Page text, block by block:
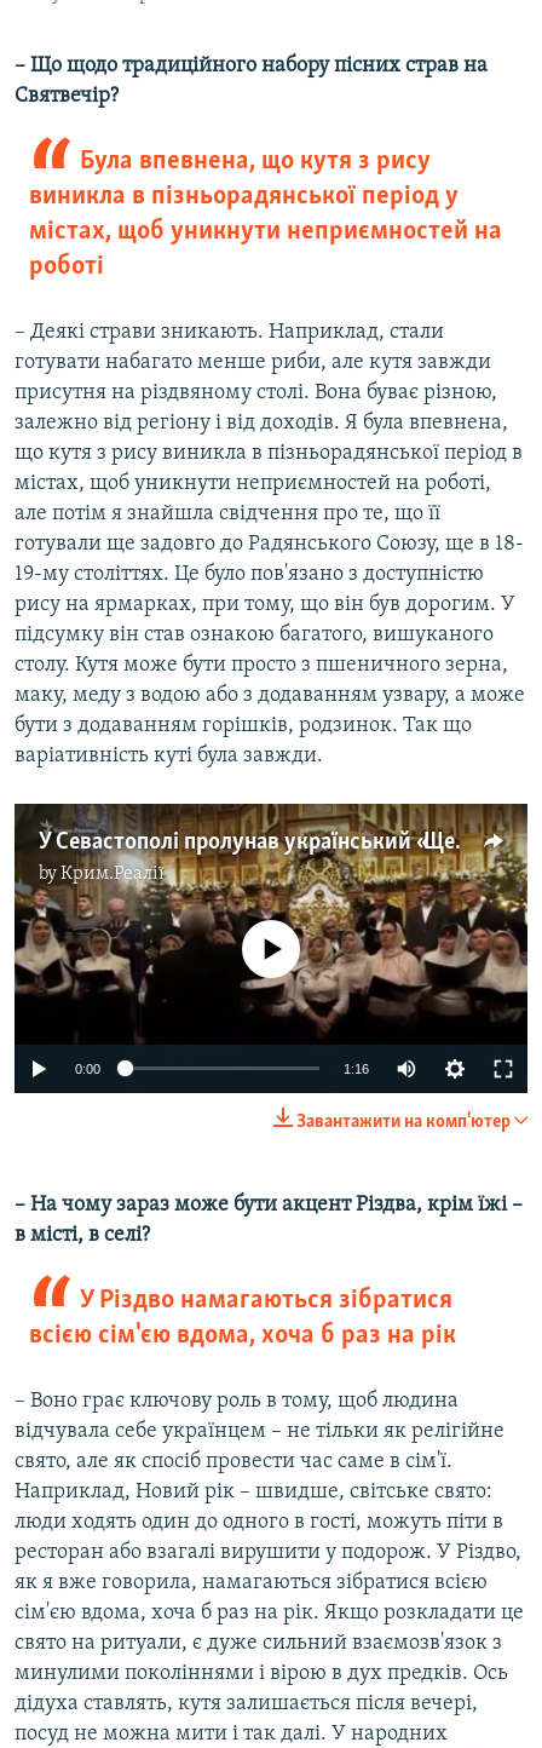
– Що щодо традиційного набору пісних страв на
Святвечір?
Була впевнена, що кутя з рису
виникла в пізньорадянської період у
містах, щоб уникнути неприємностей на
роботі
– Деякі страви зникають. Наприклад, стали
готувати набагато менше риби, але кутя завжди
присутня на різдвяному столі. Вона буває різною,
залежно від регіону і від доходів. Я була впевнена,
що кутя з рису виникла в пізньорадянської період в
містах, щоб уникнути неприємностей на роботі,
але потім я знайшла свідчення про те, що її
готували ще задовго до Радянського Союзу, ще в 18-
19-му століттях. Це було пов'язано з доступністю
рису на ярмарках, при тому, що він був дорогим. У
підсумку він став ознакою багатого, вишуканого
столу. Кутя може бути просто з пшеничного зерна,
маку, меду з водою або з додаванням узвару, а може
бути з додаванням горішків, родзинок. Так що
варіативність куті була завжди.
У Севастополі пролунав український «Щедрик» (відео)
byКрим.Реалії
No media source currently available
0:00 1:16
Завантажити на комп'ютер
– На чому зараз може бути акцент Різдва, крім їжі –
в місті, в селі?
У Різдво намагаються зібратися
всією сім'єю вдома, хоча б раз на рік
– Воно грає ключову роль в тому, щоб людина
відчувала себе українцем – не тільки як релігійне
свято, але як спосіб провести час саме в сім'ї.
Наприклад, Новий рік – швидше, світське свято:
люди ходять один до одного в гості, можуть піти в
ресторан або взагалі вирушити у подорож. У Різдво,
як я вже говорила, намагаються зібратися всією
сім'єю вдома, хоча б раз на рік. Якщо розкладати це
свято на ритуали, є дуже сильний взаємозв'язок з
минулими поколіннями і вірою в дух предків. Ось
дідуха ставлять, кутя залишається після вечері,
посуд не можна мити і так далі. У народних